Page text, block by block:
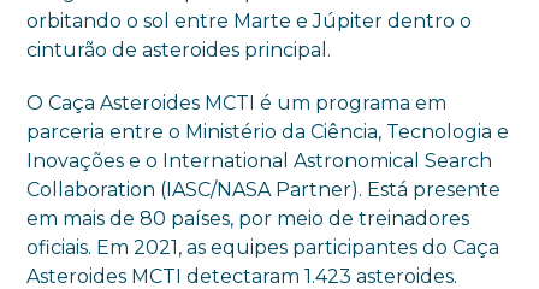
orbitando o sol entre Marte e Júpiter dentro o
cinturão de asteroides principal.
O Caça Asteroides MCTI é um programa em
parceria entre o Ministério da Ciência, Tecnologia e
Inovações e o International Astronomical Search
Collaboration (IASC/NASA Partner). Está presente
em mais de 80 países, por meio de treinadores
oficiais. Em 2021, as equipes participantes do Caça
Asteroides MCTI detectaram 1.423 asteroides.